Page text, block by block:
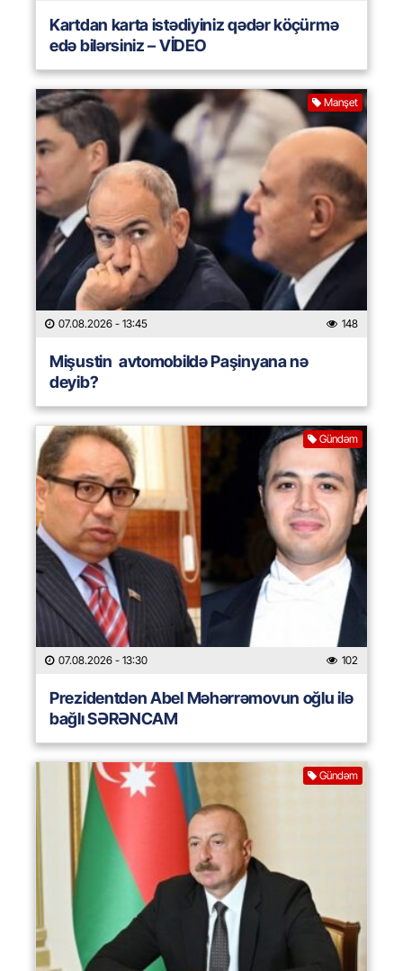
Kartdan karta istədiyiniz qədər köçürmə
edə bilərsiniz – VİDEO
Manşet
07.08.2026 - 13:45 148
Mişustin avtomobildə Paşinyana nə
deyib?
Gündəm
07.08.2026 - 13:30 102
Prezidentdən Abel Məhərrəmovun oğlu ilə
bağlı SƏRƏNCAM
Gündəm